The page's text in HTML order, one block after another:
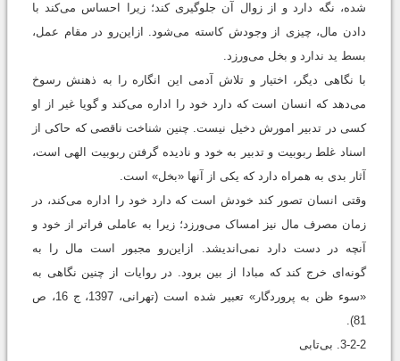
شده، نگه دارد و از زوال آن جلوگیری کند؛ زیرا احساس می‌‌کند با
دادن مال، چیزی از وجودش کاسته می‌‌شود. ازاین‌رو در مقام عمل،
بسط ید ندارد و بخل می‌‌ورزد.
با نگاهی دیگر، اختیار و تلاش آدمی این انگاره را به ذهنش رسوخ
می‌‌دهد که انسان است که دارد خود را اداره می‌‌کند و گویا غیر از او
کسی در تدبیر امورش دخیل نیست. چنین شناخت ناقصی که حاکی از
اسناد غلط ربوبیت و تدبیر به خود و نادیده گرفتن ربوبیت الهی است،
آثار بدی به همراه دارد که یکی از آنها «بخل» است.
وقتی انسان تصور کند خودش است که دارد خود را اداره می‌‌کند، در
زمان مصرف مال نیز امساک می‌‌ورزد؛ زیرا به عاملی فراتر از خود و
آنچه در دست دارد نمی‌اندیشد. ازاین‌رو مجبور است مال را به
گونه‌ای خرج کند که مبادا از بین برود. در روایات از چنین نگاهی به
«سوء ظن به پروردگار» تعبیر شده است (تهرانی، 1397، ج 16، ص
81).
3-2-2. بی‌تابی